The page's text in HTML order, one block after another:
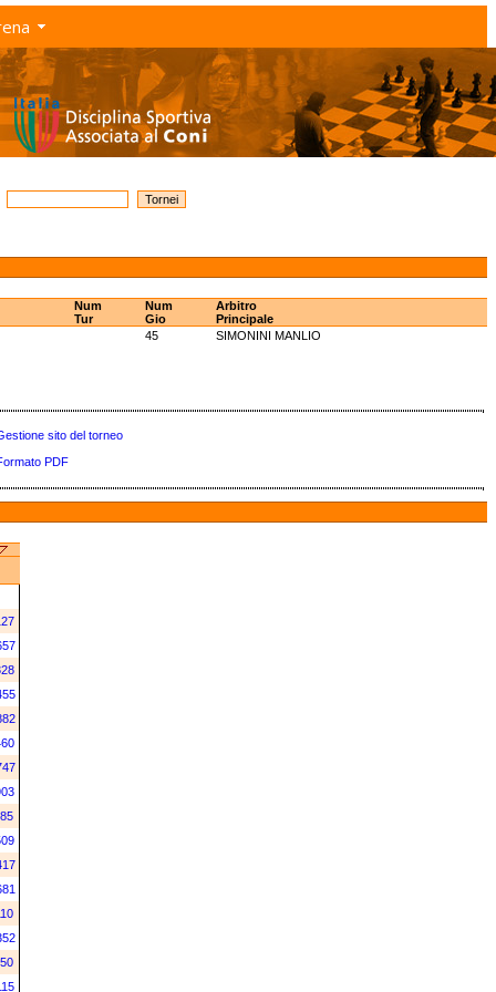
Num
Tur
Num
Gio
Arbitro
Principale
45
SIMONINI MANLIO
sito del torneo
PDF